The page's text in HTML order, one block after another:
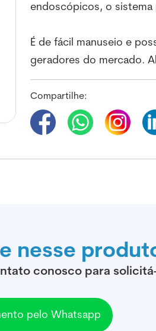
endoscópicos, o sistema
É de fácil manuseio e
geradores do mercado.
Compartilhe:
nesse
conosco para
pelo Whatsapp